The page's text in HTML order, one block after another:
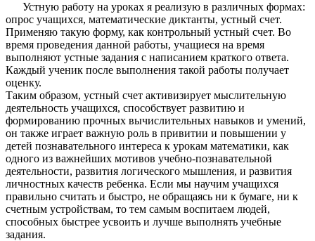
Устную работу на уроках я реализую в различных формах:
опрос учащихся, математические диктанты, устный счет.
Применяю такую форму, как контрольный устный счет. Во
время проведения данной работы, учащиеся на время
выполняют устные задания с написанием краткого ответа.
Каждый ученик после выполнения такой работы получает
оценку.
Таким образом, устный счет активизирует мыслительную
деятельность учащихся, способствует развитию и
формированию прочных вычислительных навыков и умений,
он также играет важную роль в привитии и повышении у
детей познавательного интереса к урокам математики, как
одного из важнейших мотивов учебно-познавательной
деятельности, развития логического мышления, и развития
личностных качеств ребенка. Если мы научим учащихся
правильно считать и быстро, не обращаясь ни к бумаге, ни к
счетным устройствам, то тем самым воспитаем людей,
способных быстрее усвоить и лучше выполнять учебные
задания.